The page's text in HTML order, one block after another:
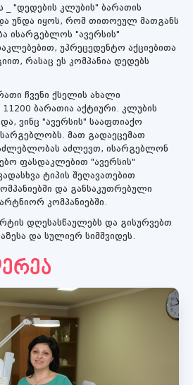
_ "დედების კლუბის" ბარათის
უნდა იყოს, რომ თითოეულ მათგანს
ისარგებლოს "ავერსის"
უპრეცედენტო აქციებითა
რასაც ეს კომპანია დედებს
ჩვენი ქსელის ახალი
ბარათია აქტიური. კლუბის
ვინც "ავერსის" სააფთიაქო
მათ გადაეცემათ
აძლევთ, ისარგებლონ
ფასდაკლებით "ავერსის"
ტიპის შეღავათებით
და განსაკუთრებული
კომპანიებში.
დღესასწაულებს და გისურვებთ
და სულიერ სიმშვიდეს.